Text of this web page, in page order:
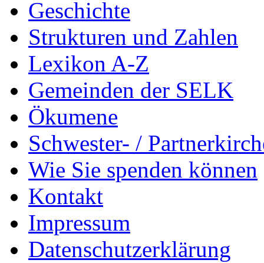
Geschichte
Strukturen und Zahlen
Lexikon A-Z
Gemeinden der SELK
Ökumene
Schwester- /
Wie Sie spenden können
Kontakt
Impressum
Datenschutzerklärung